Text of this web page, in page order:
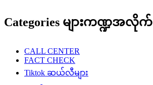
Categories များကဏ္ဍအလိုက်
CALL CENTER
FACT CHECK
Tiktok ဆယ်လီများ